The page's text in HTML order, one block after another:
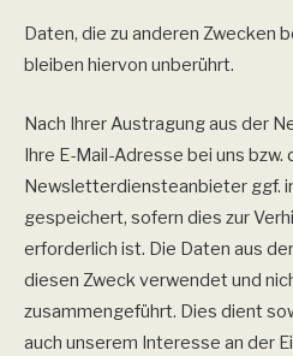
Daten, die zu anderen Zwecken
bleiben hiervon unberührt.
Nach Ihrer Austragung aus der
Ihre E-Mail-Adresse bei uns bzw.
Newsletterdiensteanbieter ggf.
gespeichert, sofern dies zur
erforderlich ist. Die Daten aus
diesen Zweck verwendet und
zusammengeführt. Dies dient
auch unserem Interesse an der